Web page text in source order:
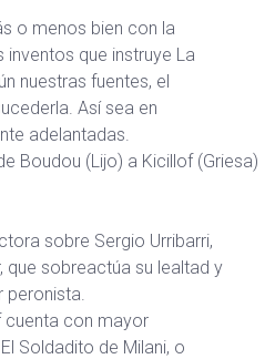
o menos bien con la
que instruye La
nuestras fuentes, el
Así sea en
adelantadas.
sobre Sergio Urribarri,
que sobreactúa su lealtad y
peronista.
cuenta con mayor
Soldadito de Milani, o